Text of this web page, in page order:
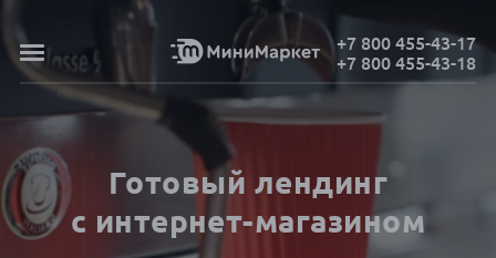
+7 800 455-43-17
+7 800 455-43-18
Готовый лендинг
с интернет-магазином